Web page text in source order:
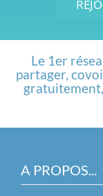
Le 1er
partager,
A PROPOS...